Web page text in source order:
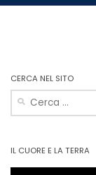
CERCA NEL SITO
Ricerca
per:
IL CUORE E LA TERRA